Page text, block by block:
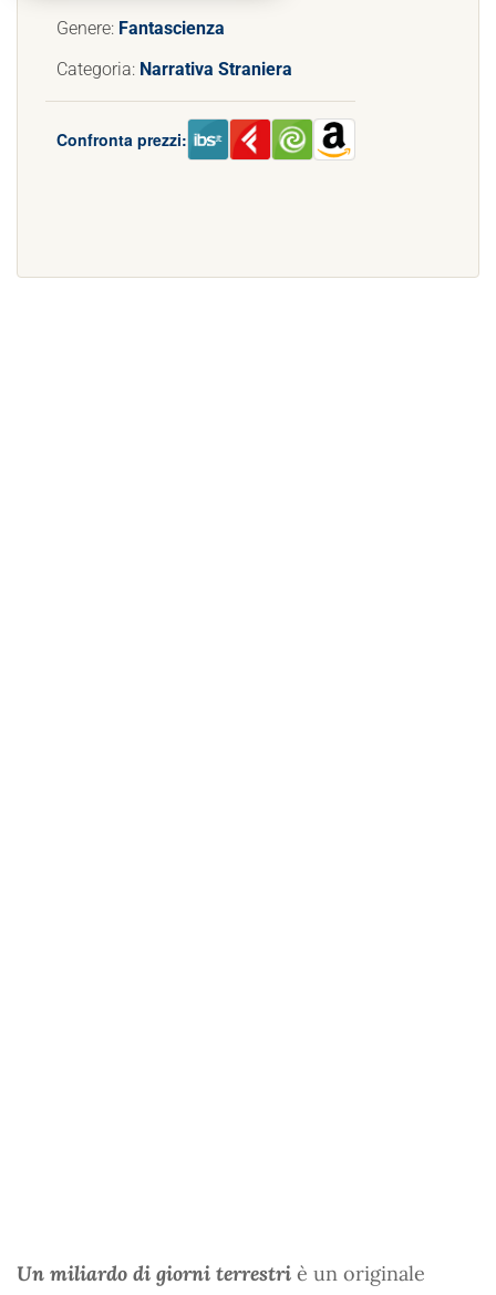
Genere: Fantascienza
Categoria: Narrativa Straniera
Confronta prezzi:
Un miliardo di giorni terrestri è un originale